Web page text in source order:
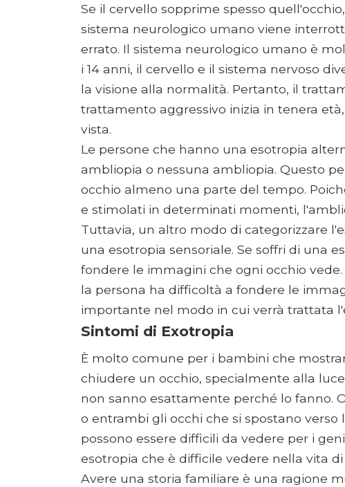
Se il cervello sopprime spesso
sistema neurologico umano viene
errato. Il sistema neurologico umano è
i 14 anni, il cervello e il sistema nervoso
la visione alla normalità. Pertanto, il
trattamento aggressivo inizia in tenera
vista.
Le persone che hanno una esotropia
ambliopia o nessuna ambliopia. Questo
occhio almeno una parte del tempo.
e stimolati in determinati momenti,
Tuttavia, un altro modo di categorizzare
una esotropia sensoriale. Se soffri di una
fondere le immagini che ogni occhio
la persona ha difficoltà a fondere le
importante nel modo in cui verrà trattata
Sintomi di Exotropia
È molto comune per i bambini che
chiudere un occhio, specialmente alla
non sanno esattamente perché lo fanno.
o entrambi gli occhi che si spostano verso
possono essere difficili da vedere per i
esotropia che è difficile vedere nella vita
Avere una storia familiare è una ragione